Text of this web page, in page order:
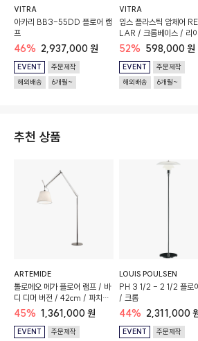
VITRA
아카리 BB3-55DD 플로어 램
프
46% 2,937,000 원
EVENT
주문제작
해외배송
6개월~
VITRA
임스 플라스틱 암체어
LAR / 크롬베이스 / 리
레이 (Recycled Plastic
52% 598,000 원
EVENT
주문제작
해외배송
6개월~
추천 상품
ARTEMIDE
톨로메오 메가 플로어 램프 / 바
디 디머 버전 / 42cm / 파치먼
트
45% 1,361,000 원
EVENT
주문제작
LOUIS POULSEN
PH 3 1/2 - 2 1/2 플로
/ 크롬
44% 2,311,000
EVENT
주문제작